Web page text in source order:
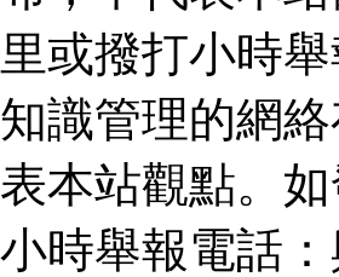
里或撥打小時
知識管理的網
表本站觀點。
小時舉報電話